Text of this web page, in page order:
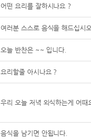
어떤 요리를 잘하시나요 ?
여러분 스스로 음식을 해드십시
오늘 반찬은 ~~ 입니다.
요리할줄 아시나요 ?
우리 오늘 저녁 외식하는게 어때
음식을 남기면 안됩니다.